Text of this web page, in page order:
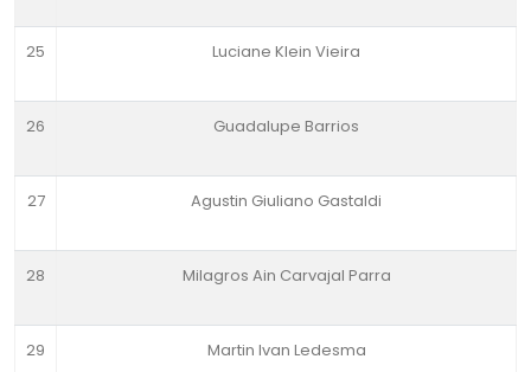
25 Luciane Klein Vieira
26 Guadalupe Barrios
27 Agustin Giuliano Gastaldi
28 Milagros Ain Carvajal Parra
29 Martin Ivan Ledesma